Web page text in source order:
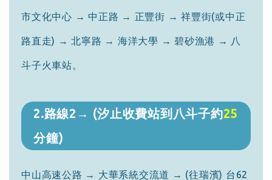
市文化中心 → 中正路 → 正豐街 → 祥豐街(或中正
路直走) → 北寧路 → 海洋大學 → 碧砂漁港 → 八
斗子火車站。
2.路線2→ (汐止收費站到八斗子約25
分鐘)
中山高速公路 → 大華系統交流道 → (往瑞濱) 台62